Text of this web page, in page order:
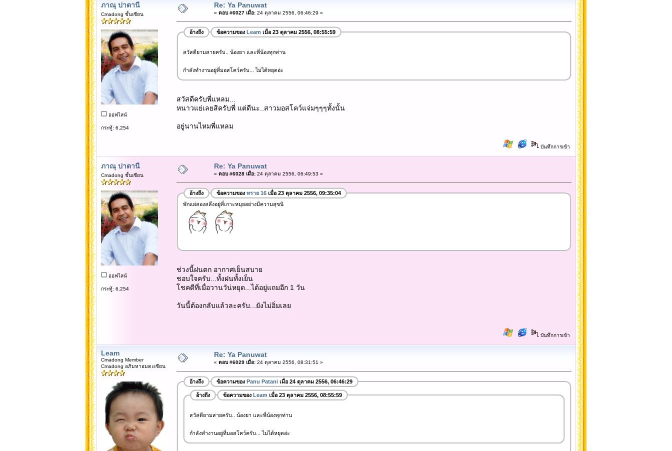
ภาณุ ปาตานี
Cmadong ชั้นเซียน
ออฟไลน์
กระทู้: 6,254
Re: Ya Panuwat
« ตอบ #6027 เมื่อ:24 ตุลาคม 2556, 06:46:29 »
อ้างถึง ข้อความของ Leam เมื่อ 23 ตุลาคม 2556, 08:55:59
สวัสดียามสายครับ.. น้องยา และพี่น้องทุกท่าน
กำลังทำงานอยู่ที่มอสโคว์ครับ... ไม่ได้หยุดอ่ะ
สวัสดีครับพี่แหลม...
หนาวแย่เลยสิครับพี่ แต่ดีนะ..สาวมอสโคว์แจ่มๆๆๆทั้งนั้น
อยู่นานไหมพี่แหลม
บันทึกการเข้า
ภาณุ ปาตานี
Cmadong ชั้นเซียน
ออฟไลน์
กระทู้: 6,254
Re: Ya Panuwat
« ตอบ #6028 เมื่อ:24 ตุลาคม 2556, 06:49:53 »
อ้างถึง ข้อความของ ทราย 16เมื่อ 23 ตุลาคม 2556, 09:35:04
พักแผ่สองสลึงอยู่ที่เกาะหมุยอย่างมีความสุขนิ
ช่วงนี้ฝนตก อากาศเย็นสบาย
ชอบใจครับ...ทั้งฝนทั้งเย็น
โชคดีที่เมื่อวานวัน่หยุด...ได้อยู่แถมอีก 1 วัน
วันนี้ต้องกลับแล้วละครับ...ยังไม่อิ่มเลย
บันทึกการเข้า
Leam
Cmadong Member
Cmadong อภิมหาอมตะเซียน
Re: Ya Panuwat
« ตอบ #6029 เมื่อ:24 ตุลาคม 2556, 08:31:51 »
อ้างถึง ข้อความของ Panu Pataniเมื่อ 24 ตุลาคม 2556, 06:46:29
อ้างถึง ข้อความของ Leam เมื่อ 23 ตุลาคม 2556, 08:55:59
สวัสดียามสายครับ.. น้องยา และพี่น้องทุกท่าน
กำลังทำงานอยู่ที่มอสโคว์ครับ... ไม่ได้หยุดอ่ะ